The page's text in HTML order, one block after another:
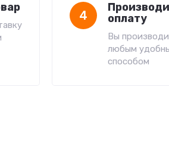
4
оплату
Вы
любым
способом